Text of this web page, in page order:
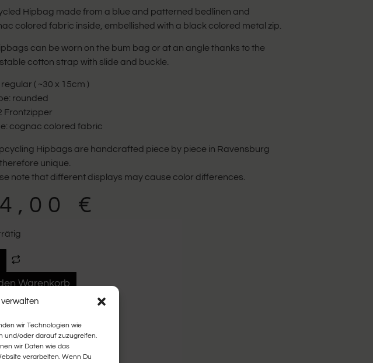
wir Technologien wie
und/oder darauf zuzugreifen.
wir Daten wie das
verarbeiten. Wenn Du
Hipbag made from a blue and patterned bedlinen and
colored fabric inside, embellished with a black colored metal zip.
can be worn on the bum bag or at an angle thanks to the
cotton strap with slide and buckle.
regular ( ~30 x 15cm )
rounded
Frontzipper
cognac colored fabric
Hipbags are handcrafted piece by piece in Ravensburg
unique.
note that different displays may cause color differences.
€
Warenkorb